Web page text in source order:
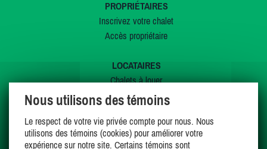
PROPRIÉTAIRES
Inscrivez votre chalet
Accès propriétaire
LOCATAIRES
Chalets à louer
Chalets à vendre
Offres spéciales
Mes favoris
Nous utilisons des témoins
Le respect de votre vie privée compte pour nous. Nous
utilisons des témoins (cookies) pour améliorer votre
expérience sur notre site. Certains témoins sont